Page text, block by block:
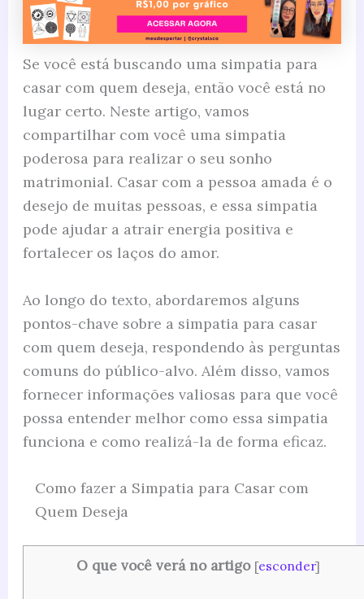
Se você está buscando uma simpatia para
casar com quem deseja, então você está no
lugar certo. Neste artigo, vamos
compartilhar com você uma simpatia
poderosa para realizar o seu sonho
matrimonial. Casar com a pessoa amada é o
desejo de muitas pessoas, e essa simpatia
pode ajudar a atrair energia positiva e
fortalecer os laços do amor.
Ao longo do texto, abordaremos alguns
pontos-chave sobre a simpatia para casar
com quem deseja, respondendo às perguntas
comuns do público-alvo. Além disso, vamos
fornecer informações valiosas para que você
possa entender melhor como essa simpatia
funciona e como realizá-la de forma eficaz.
Como fazer a Simpatia para Casar com
Quem Deseja
O que você verá no artigo [esconder]